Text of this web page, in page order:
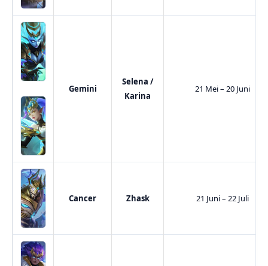
Gemini
Selena /
Karina
21 Mei – 20 Juni
Cancer Zhask 21 Juni – 22 Juli